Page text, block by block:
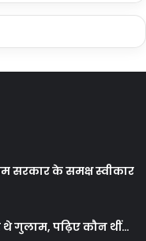
सरकार के समक्ष स्वीकार
थे गुलाम, पढ़िए कौन थीं…